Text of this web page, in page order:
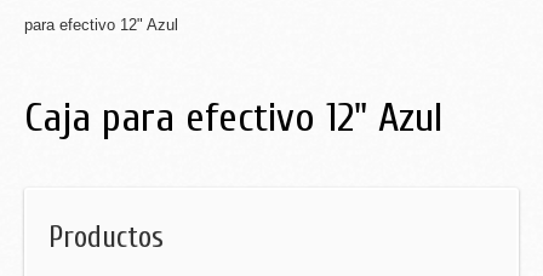
para efectivo 12" Azul
Caja para efectivo 12" Azul
Productos